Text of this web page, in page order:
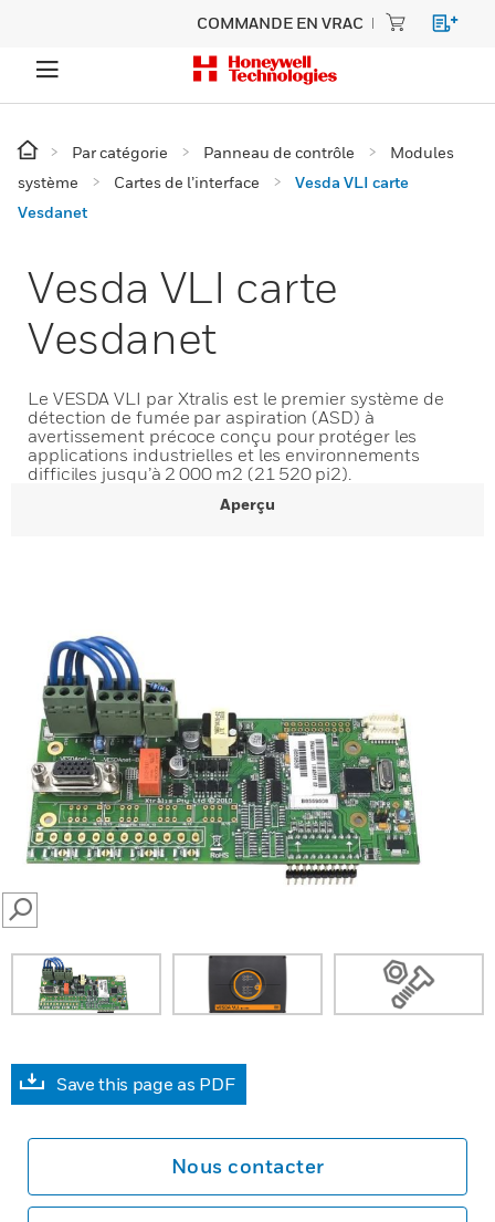
COMMANDE EN VRAC
Par catégorie Panneau de contrôle
Modules
système
Cartes de l’interface
Vesda VLI carte
Vesdanet
Vesda VLI carte
Vesdanet
Le VESDA VLI par Xtralis est le premier système de
détection de fumée par aspiration (ASD) à
avertissement précoce conçu pour protéger les
applications industrielles et les environnements
difficiles jusqu’à 2 000 m2 (21 520 pi2).
Aperçu
SEARCH
Save this page as PDF
Nous contacter